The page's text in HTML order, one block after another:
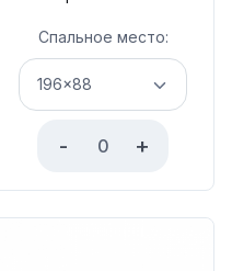
Спальное место:
- +